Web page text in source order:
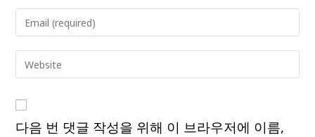
name
to
comment
Enter
your
email
address
comment
Enter
your
URL
(optional)
다음 번 댓글 작성을 위해 이 브라우저에 이름,